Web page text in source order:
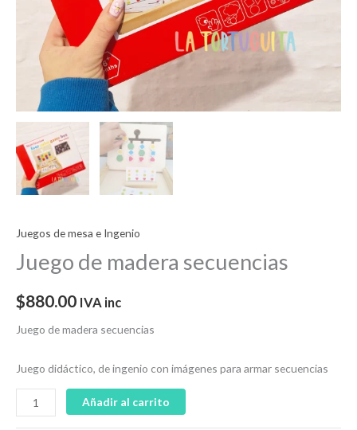
Juegos de mesa e Ingenio
Juego de madera secuencias
$880.00 IVA inc
Juego de madera secuencias
Juego didáctico, de ingenio con imágenes para armar secuencias
Añadir al carrito